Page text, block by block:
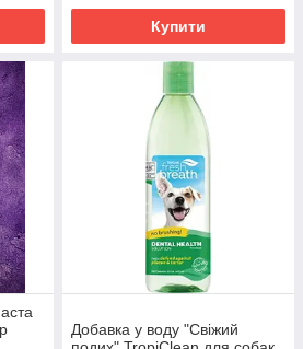
Купити
Добавка у воду "Свіжий